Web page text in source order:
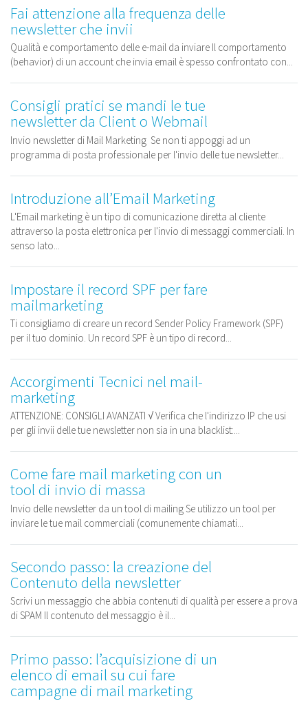
Fai attenzione alla frequenza delle
newsletter che invii
Qualità e comportamento delle e-mail da inviare Il comportamento
(behavior) di un account che invia email è spesso confrontato con...
Consigli pratici se mandi le tue
newsletter da Client o Webmail
Invio newsletter di Mail Marketing Se non ti appoggi ad un
programma di posta professionale per l'invio delle tue newsletter...
Introduzione all’Email Marketing
L'Email marketing è un tipo di comunicazione diretta al cliente
attraverso la posta elettronica per l'invio di messaggi commerciali. In
senso lato...
Impostare il record SPF per fare
mailmarketing
Ti consigliamo di creare un record Sender Policy Framework (SPF)
per il tuo dominio. Un record SPF è un tipo di record...
Accorgimenti Tecnici nel mail-
marketing
ATTENZIONE: CONSIGLI AVANZATI √ Verifica che l'indirizzo IP che usi
per gli invii delle tue newsletter non sia in una blacklist:...
Come fare mail marketing con un
tool di invio di massa
Invio delle newsletter da un tool di mailing Se utilizzo un tool per
inviare le tue mail commerciali (comunemente chiamati...
Secondo passo: la creazione del
Contenuto della newsletter
Scrivi un messaggio che abbia contenuti di qualità per essere a prova
di SPAM Il contenuto del messaggio è il...
Primo passo: l’acquisizione di un
elenco di email su cui fare
campagne di mail marketing